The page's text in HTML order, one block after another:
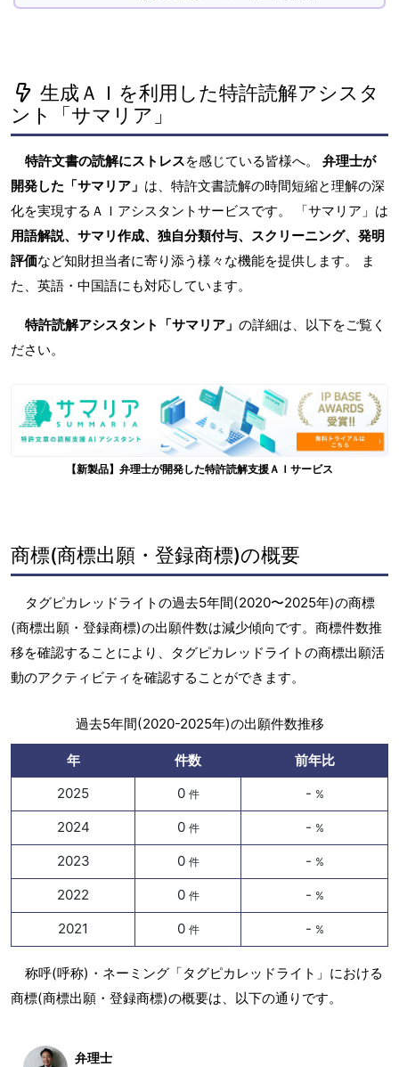
生成ＡＩを利用した特許読解アシスタ
ント「サマリア」
特許文書の読解にストレスを感じている皆様へ。 弁理士が
開発した「サマリア」 は、特許文書読解の時間短縮と理解の深
化を実現するＡＩアシスタントサービスです。 「サマリア」は
用語解説、サマリ作成、独自分類付与、スクリーニング、発明
評価など知財担当者に寄り添う様々な機能を提供します。 ま
た、英語・中国語にも対応しています。
特許読解アシスタント「サマリア」 の詳細は、以下をご覧く
ださい。
【新製品】弁理士が開発した特許読解支援ＡＩサービス
商標(商標出願・登録商標)の概要
タグピカレッドライトの過去5年間(2020〜2025年)の商標
(商標出願・登録商標)の出願件数は減少傾向です。商標件数推
移を確認することにより、タグピカレッドライトの商標出願活
動のアクティビティを確認することができます。
過去5年間(2020-2025年)の出願件数推移
年 件数
前年比
2025
0 件 - %
2024 0 件 - %
2023 0 件 - %
2022 0 件 - %
2021 0 件 - %
称呼(呼称)・ネーミング「タグピカレッドライト」における
商標(商標出願・登録商標)の概要は、以下の通りです。
弁理士